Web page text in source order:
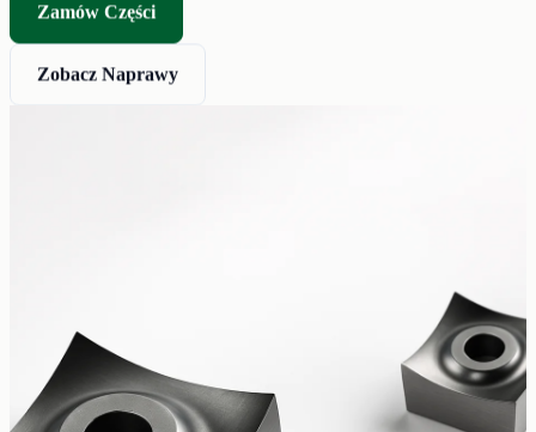
Zamów Części
Zobacz Naprawy